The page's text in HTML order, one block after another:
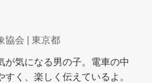
協会 | 東京都
が気になる男の子。電車の中
く、楽しく伝えているよ。